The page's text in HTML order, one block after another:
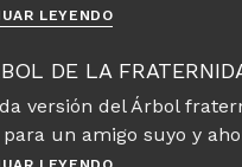
LEYENDOEl
del
DE LA
versión del Árbol
para un amigo suyo y
El